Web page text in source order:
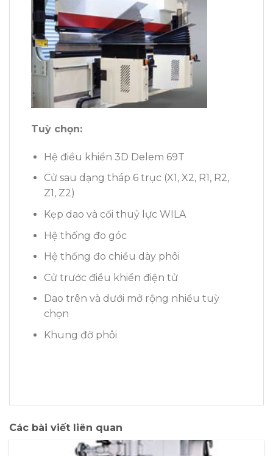
Tuỳ chọn:
Hệ điều khiển 3D Delem 69T
Cử sau dạng tháp 6 trục (X1, X2, R1, R2,
Z1, Z2)
Kẹp dao và cối thuỷ lực WILA
Hệ thống đo góc
Hệ thống đo chiều dày phôi
Cử trước điều khiển điện tử
Dao trên và dưới mở rộng nhiều tuỳ
chọn
Khung đỡ phôi
Các bài viết liên quan